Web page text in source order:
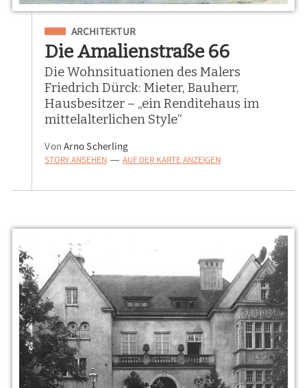
Eingeordnet unter
ARCHITEKTUR
Die Amalienstraße 66
Die Wohnsituationen des Malers
Friedrich Dürck: Mieter, Bauherr,
Hausbesitzer – „ein Renditehaus im
mittelalterlichen Style“
VonArno Scherling
STORY ANSEHEN — AUF DER KARTE ANZEIGEN